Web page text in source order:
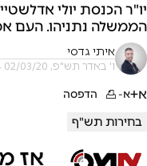
יו"ר הכנסת יולי
הממשלה נתניהו. העם
איתי גדסי
ו' באדר תש"פ, 02/03/20 21:04
א+א- הדפסה
בחירות תש"ף